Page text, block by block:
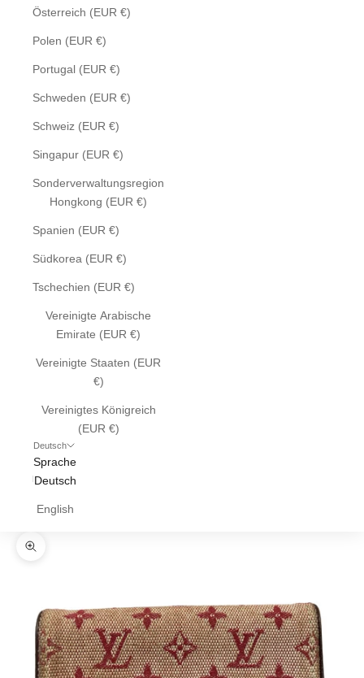
Österreich (EUR €)
Polen (EUR €)
Portugal (EUR €)
Schweden (EUR €)
Schweiz (EUR €)
Singapur (EUR €)
Sonderverwaltungsregion
Hongkong (EUR €)
Spanien (EUR €)
Südkorea (EUR €)
Tschechien (EUR €)
Vereinigte Arabische
Emirate (EUR €)
Vereinigte Staaten (EUR
€)
Vereinigtes Königreich
(EUR €)
Deutsch
Sprache
Deutsch
English
Bild vergrößern